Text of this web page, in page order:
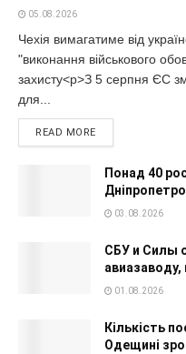
05.08.2026
Чехія вимагатиме від
"виконання військового
захисту<p>З 5 серпня ЄС
для...
READ MORE
Понад 40
03.08.2026
СБУ и Силы
01.08.2026
Кількість
Одещині